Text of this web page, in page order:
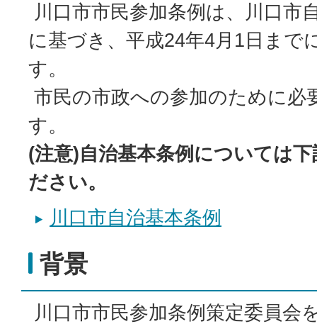
川口市市民参加条例は、川口市
に基づき、平成24年4月1日まで
す。
市民の市政への参加のために必
す。
(注意)自治基本条例については
ださい。
川口市自治基本条例
背景
川口市市民参加条例策定委員会